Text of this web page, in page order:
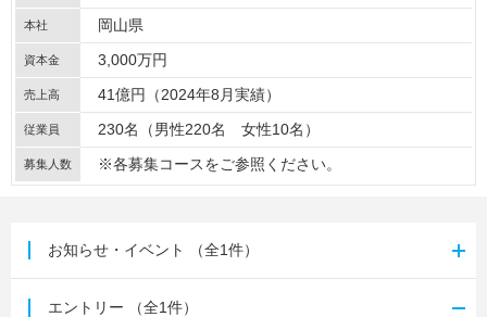
本社 岡山県
資本金 3,000万円
売上高 41億円（2024年8月実績）
従業員 230名（男性220名 女性10名）
募集人数 ※各募集コースをご参照ください。
お知らせ・イベント （全1件）
エントリー （全1件）